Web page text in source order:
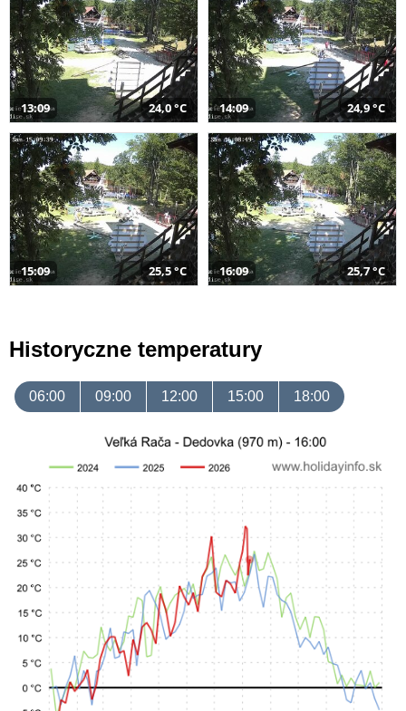
13:09 24,0 °C 14:09 24,9 °C
15:09 25,5 °C 16:09 25,7 °C
Historyczne temperatury
06:00 09:00 12:00 15:00 18:00